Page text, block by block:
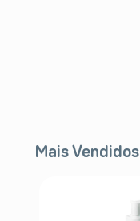
Mais Vendidos